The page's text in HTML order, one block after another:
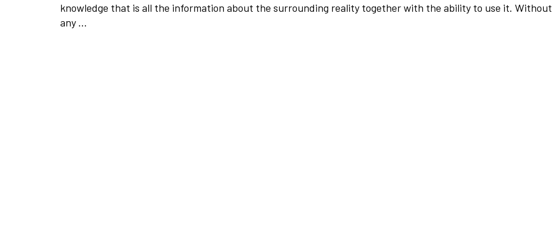
knowledge that is all the information about the surrounding reality together with the ability to use it. Without
any ...